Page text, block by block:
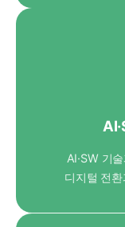
AI·SW 기
디지털 전